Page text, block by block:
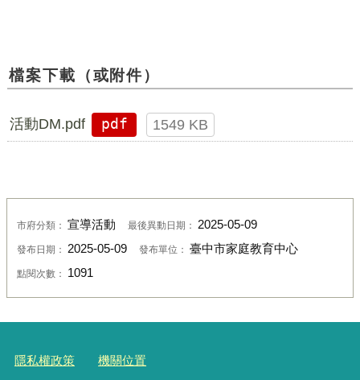
檔案下載（或附件）
活動DM.pdf pdf 1549 KB
市府分類： 宣導活動 最後異動日期： 2025-05-09
發布日期： 2025-05-09 發布單位： 臺中市家庭教育中心
點閱次數： 1091
隱私權政策 機關位置